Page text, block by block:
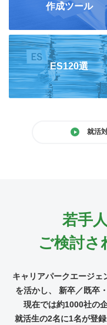
作成ツール
ES120選
就活
若手
ご検討さ
キャリアパークエージェ
を活かし、
新卒／既卒
現在では約1000社の
就活生の2名に1名が登